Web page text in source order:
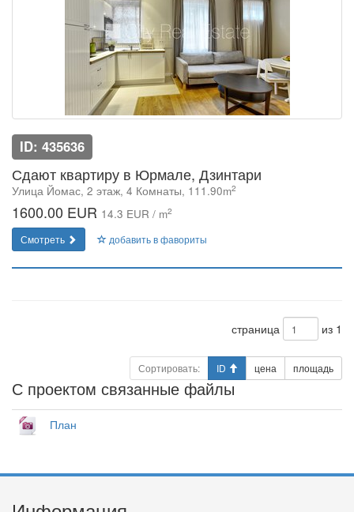
ID: 435636
Сдают квартиру в Юрмале, Дзинтари
Улица Йомас, 2 этаж, 4 Комнаты, 111.90m2
1600.00 EUR 14.3 EUR / m2
Смотреть добавить в фавориты
страница из 1
Сортировать: ID цена площадь
С проектом связанные файлы
План